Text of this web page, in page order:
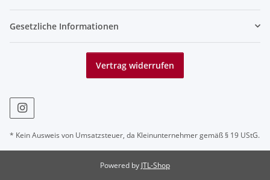
Gesetzliche Informationen
Vertrag widerrufen
* Kein Ausweis von Umsatzsteuer, da Kleinunternehmer gemäß § 19 UStG.
Powered by JTL-Shop